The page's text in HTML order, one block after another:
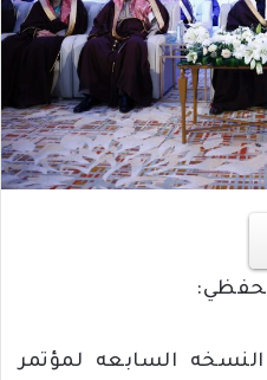
إ
ل
ر
و
ن
السابعه لمؤتمر